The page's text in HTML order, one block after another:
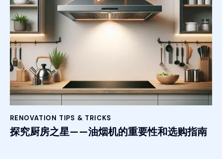
RENOVATION TIPS & TRICKS
探究厨房之星——油烟机的重要性和选购指南